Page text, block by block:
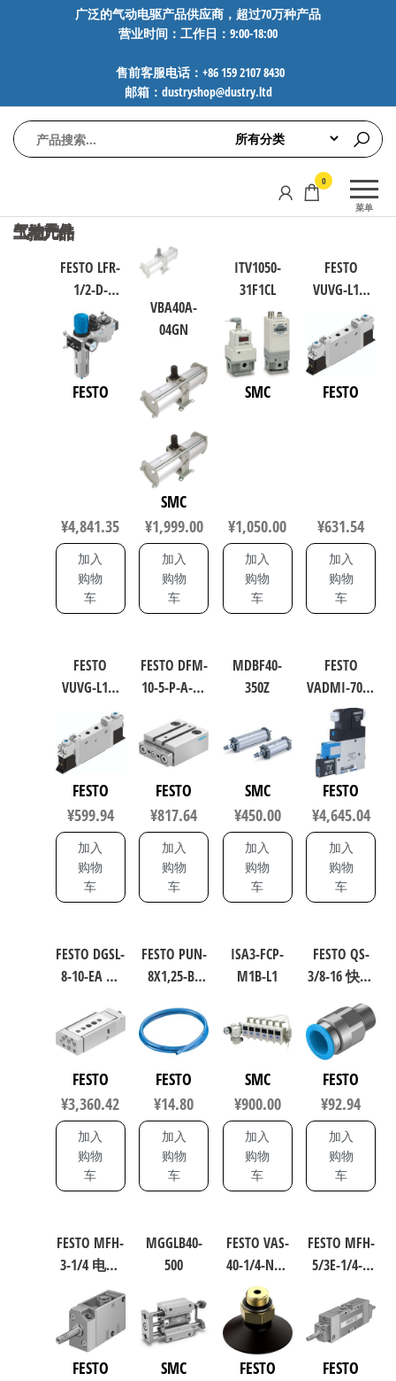
广泛的气动电驱产品供应商，超过70万种产品
营业时间：工作日：9:00-18:00
售前客服电话：+86 159 2107 8430
邮箱：dustryshop@dustry.ltd
动
电
FESTO、
NORGREN、
AVENTICS等
品牌气动
工业自动
菜单
0
气动元件
工控产品
气动元件
工控产品
FESTO LFR-
1/2-D-
MAXI-KD 过
滤减压阀
ISO 8573-1
186045
FESTO
¥4,841.35
加入
购物
车
VBA40A-
04GN
SMC
¥1,999.00
加入
购物
车
ITV1050-
31F1CL
SMC
¥1,050.00
加入
购物
车
FESTO
VUVG-L10-
B52-ZT-M5-
1P3 通用型
电磁阀
FESTO
¥631.54
加入
购物
车
FESTO
VUVG-L10-
B52-T-M5-
1P3 通用型
电磁阀
FESTO
¥599.94
加入
购物
车
FESTO DFM-
10-5-P-A-GF
缸 行程
5mm 缸径
4154768
FESTO
¥817.64
加入
购物
车
MDBF40-
350Z
SMC
¥450.00
加入
购物
车
FESTO
VADMI-70-N
集成式真
空发生器
162527
FESTO
¥4,645.04
加入
购物
车
FESTO DGSL-
8-10-EA 迷
缸 规格8
行程10mm
FESTO
¥3,360.42
加入
购物
车
FESTO PUN-
8X1,25-BL
动软管 符
合ISO 8573-
159666
FESTO
¥14.80
加入
购物
车
ISA3-FCP-
M1B-L1
SMC
¥900.00
加入
购物
车
FESTO QS-
3/8-16 快插
头 164957
FESTO
¥92.94
加入
购物
车
FESTO MFH-
3-1/4 电磁
阀 9964
FESTO
MGGLB40-
500
SMC
FESTO VAS-
40-1/4-NBR
电磁阀/控
制阀 规格
40 36143
FESTO
FESTO MFH-
5/3E-1/4-B
19786
FESTO